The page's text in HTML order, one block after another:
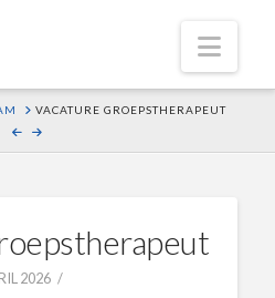
VACATURE GROEPSTHERAPEUT
2026